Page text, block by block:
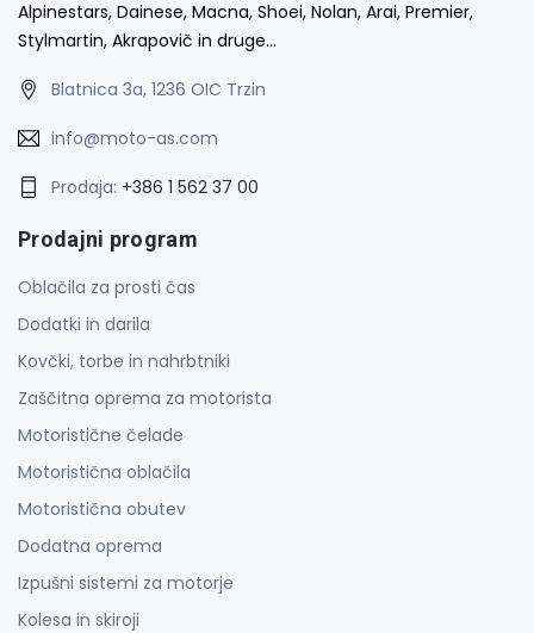
Alpinestars, Dainese, Macna, Shoei, Nolan, Arai, Premier,
Stylmartin, Akrapovič in druge…
Blatnica 3a, 1236 OIC Trzin
info@moto-as.com
Prodaja: +386 1 562 37 00
Prodajni program
Oblačila za prosti čas
Dodatki in darila
Kovčki, torbe in nahrbtniki
Zaščitna oprema za motorista
Motoristične čelade
Motoristična oblačila
Motoristična obutev
Dodatna oprema
Izpušni sistemi za motorje
Kolesa in skiroji